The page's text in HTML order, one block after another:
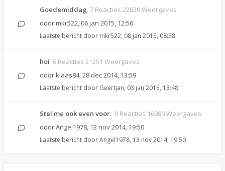
Goedemiddag 7 Reacties 22830 Weergaves
door mkr522, 06 jan 2015, 12:56
Laatste bericht door mkr522, 08 jan 2015, 08:58
hoi 6 Reacties 21251 Weergaves
door klaas84,28 dec 2014, 13:59
Laatste bericht door Geertjan, 03 jan 2015, 13:48
Stel me ook even voor. 0 Reacties 16980 Weergaves
doorAngel1978, 13 nov 2014, 19:50
Laatste bericht doorAngel1978, 13 nov 2014, 19:50